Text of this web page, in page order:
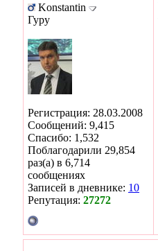
Konstantin
Гуру
Регистрация: 28.03.2008
Сообщений: 9,415
Спасибо: 1,532
Поблагодарили 29,854
раз(а) в 6,714
сообщениях
Записей в дневнике: 10
Репутация: 27272